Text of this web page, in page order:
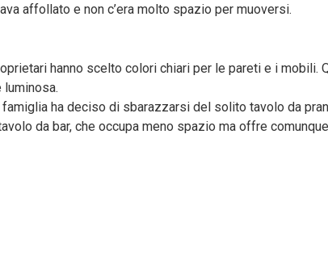
affollato e non c’era molto spazio per muoversi.
hanno scelto colori chiari per le pareti e i mobili.
luminosa.
ha deciso di sbarazzarsi del solito tavolo da
da bar, che occupa meno spazio ma offre